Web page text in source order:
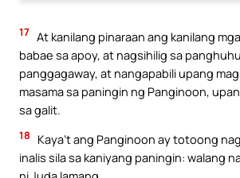
17 At kanilang pinaraan ang kanilang
babae sa apoy, at nagsihilig sa
panggagaway, at nangapabili upang
masama sa paningin ng Panginoon,
sa galit.
18
Kaya’t ang Panginoon ay totoong
inalis sila sa kaniyang paningin: walang